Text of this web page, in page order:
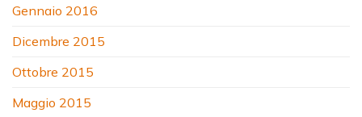
Gennaio 2016
Dicembre 2015
Ottobre 2015
Maggio 2015